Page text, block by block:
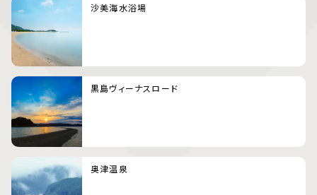
沙美海水浴場
黒島ヴィーナスロード
奥津温泉